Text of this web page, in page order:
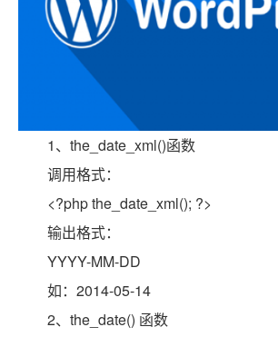
1、the_date_xml()函数
调用格式：
<?php the_date_xml(); ?>
输出格式：
YYYY-MM-DD
如：2014-05-14
2、the_date() 函数